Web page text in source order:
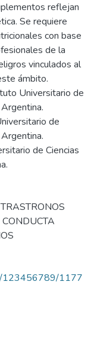
reflejan
Se requiere
con base
de la
vinculados al
ámbito.
Universitario de
de
de Ciencias
TRASTRONOS
123456789/1177